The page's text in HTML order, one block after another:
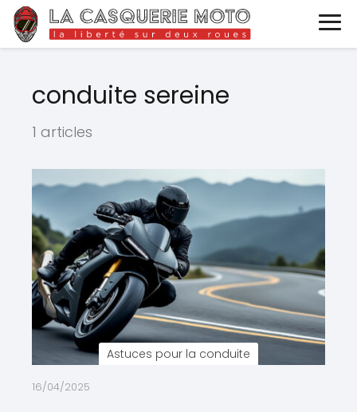
conduite sereine
1 articles
Astuces pour la conduite
16/04/2025